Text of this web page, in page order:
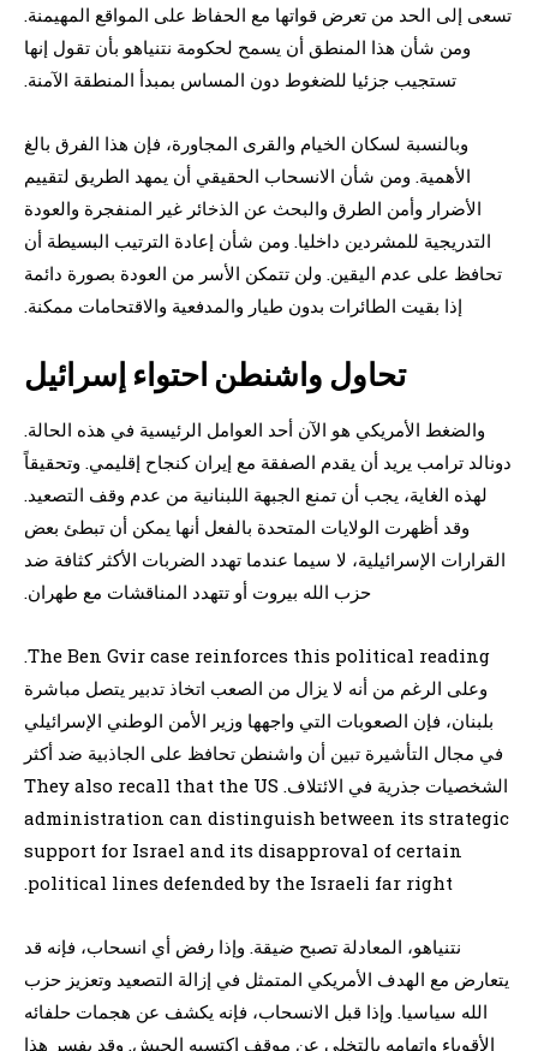
تسعى إلى الحد من تعرض قواتها مع الحفاظ على المواقع المهيمنة.
ومن شأن هذا المنطق أن يسمح لحكومة نتنياهو بأن تقول إنها
تستجيب جزئيا للضغوط دون المساس بمبدأ المنطقة الآمنة.
وبالنسبة لسكان الخيام والقرى المجاورة، فإن هذا الفرق بالغ
الأهمية. ومن شأن الانسحاب الحقيقي أن يمهد الطريق لتقييم
الأضرار وأمن الطرق والبحث عن الذخائر غير المنفجرة والعودة
التدريجية للمشردين داخليا. ومن شأن إعادة الترتيب البسيطة أن
تحافظ على عدم اليقين. ولن تتمكن الأسر من العودة بصورة دائمة
إذا بقيت الطائرات بدون طيار والمدفعية والاقتحامات ممكنة.
تحاول واشنطن احتواء إسرائيل
والضغط الأمريكي هو الآن أحد العوامل الرئيسية في هذه الحالة.
دونالد ترامب يريد أن يقدم الصفقة مع إيران كنجاح إقليمي. وتحقيقاً
لهذه الغاية، يجب أن تمنع الجبهة اللبنانية من عدم وقف التصعيد.
وقد أظهرت الولايات المتحدة بالفعل أنها يمكن أن تبطئ بعض
القرارات الإسرائيلية، لا سيما عندما تهدد الضربات الأكثر كثافة ضد
حزب الله بيروت أو تتهدد المناقشات مع طهران.
The Ben Gvir case reinforces this political reading.
وعلى الرغم من أنه لا يزال من الصعب اتخاذ تدبير يتصل مباشرة
بلبنان، فإن الصعوبات التي واجهها وزير الأمن الوطني الإسرائيلي
في مجال التأشيرة تبين أن واشنطن تحافظ على الجاذبية ضد أكثر
الشخصيات جذرية في الائتلاف. They also recall that the US
administration can distinguish between its strategic
support for Israel and its disapproval of certain
political lines defended by the Israeli far right.
نتنياهو، المعادلة تصبح ضيقة. وإذا رفض أي انسحاب، فإنه قد
يتعارض مع الهدف الأمريكي المتمثل في إزالة التصعيد وتعزيز حزب
الله سياسيا. وإذا قبل الانسحاب، فإنه يكشف عن هجمات حلفائه
الأقوياء واتهامه بالتخلي عن موقف اكتسبه الجيش. وقد يفسر هذا